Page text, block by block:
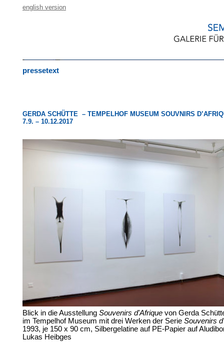
english version
pressetext
GERDA SCHÜTTE – TEMPELHOF MUSEUM SOUVNIRS
7.9. – 10.12.2017
Blick in die Ausstellung Souvenirs d'Afrique von Gerda
im Tempelhof Museum mit drei Werken der Serie Souvenirs
1993, je 150 x 90 cm, Silbergelatine auf PE-Papier auf
Lukas Heibges